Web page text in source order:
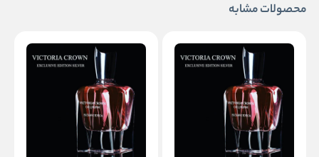
محصولات مشابه